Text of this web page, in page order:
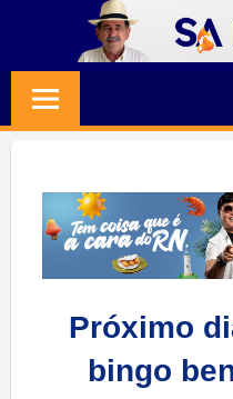
content
Jornalismo
Credibilidade
Próximo
bingo